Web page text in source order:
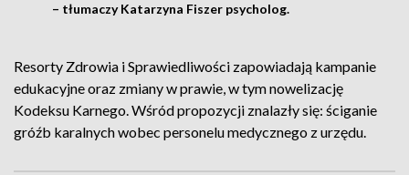
– tłumaczy Katarzyna Fiszer psycholog.
Resorty Zdrowia i Sprawiedliwości zapowiadają kampanie
edukacyjne oraz zmiany w prawie, w tym nowelizację
Kodeksu Karnego. Wśród propozycji znalazły się: ściganie
gróźb karalnych wobec personelu medycznego z urzędu.